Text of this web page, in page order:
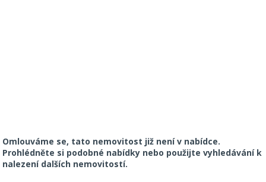
Omlouváme se, tato nemovitost již není v nabídce.
Prohlédněte si podobné nabídky nebo použijte vyhledávání k
nalezení dalších nemovitostí.